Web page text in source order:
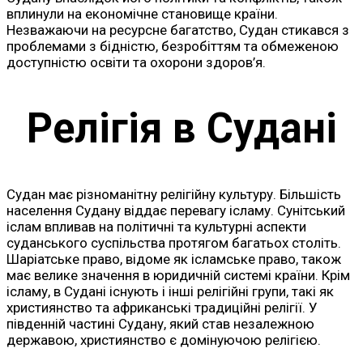
вплинули на економічне становище країни.
Незважаючи на ресурсне багатство, Судан стикався з
проблемами з бідністю, безробіттям та обмеженою
доступністю освіти та охорони здоров’я.
Релігія в Судані
Судан має різноманітну релігійну культуру. Більшість
населення Судану віддає перевагу ісламу. Сунітський
іслам впливав на політичні та культурні аспекти
суданського суспільства протягом багатьох століть.
Шаріатське право, відоме як ісламське право, також
має велике значення в юридичній системі країни. Крім
ісламу, в Судані існують і інші релігійні групи, такі як
християнство та африканські традиційні релігії. У
південній частині Судану, який став незалежною
державою, християнство є домінуючою релігією.